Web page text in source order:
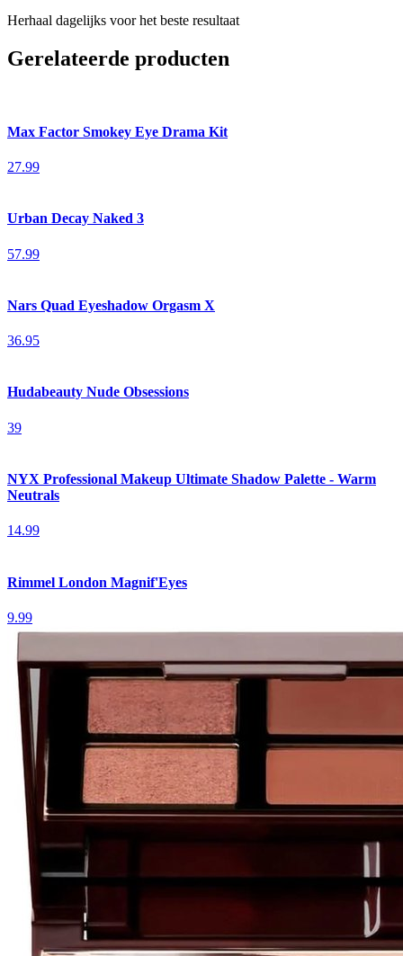
Herhaal dagelijks voor het beste resultaat
Gerelateerde producten
Max Factor Smokey Eye Drama Kit
27.99
Urban Decay Naked 3
57.99
Nars Quad Eyeshadow Orgasm X
36.95
Hudabeauty Nude Obsessions
39
NYX Professional Makeup Ultimate Shadow Palette - Warm
Neutrals
14.99
Rimmel London Magnif'Eyes
9.99